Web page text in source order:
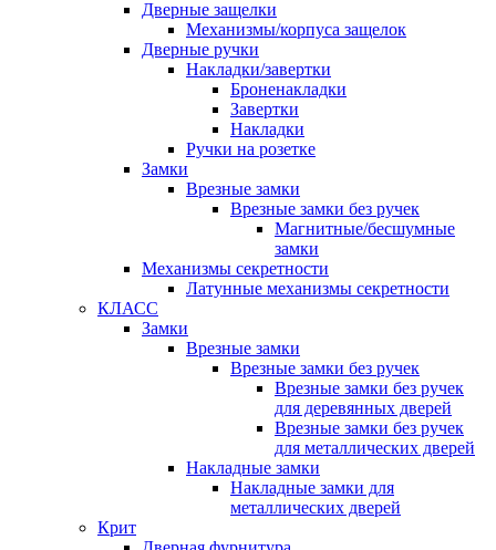
Дверные защелки
Механизмы/корпуса защелок
Дверные ручки
Накладки/завертки
Броненакладки
Завертки
Накладки
Ручки на розетке
Замки
Врезные замки
Врезные замки без ручек
Магнитные/бесшумные
замки
Механизмы секретности
Латунные механизмы секретности
КЛАСС
Замки
Врезные замки
Врезные замки без ручек
Врезные замки без ручек
для деревянных дверей
Врезные замки без ручек
для металлических дверей
Накладные замки
Накладные замки для
металлических дверей
Крит